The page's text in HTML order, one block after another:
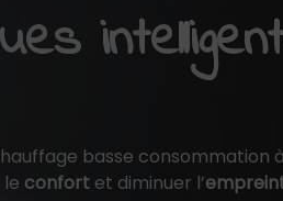
basse consommation
confort et diminuer l’